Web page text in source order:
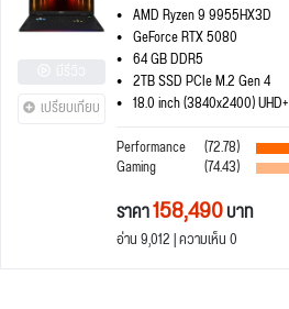
เปรียบเทียบ
AMD Ryzen 9 9955HX3D
GeForce RTX 5080
64 GB DDR5
2TB SSD PCIe M.2 Gen 4
18.0 inch (3840x2400) UHD+
Performance
(72.78)
Gaming (74.43)
ราคา158,490บาท
อ่าน 9,012 | ความเห็น 0